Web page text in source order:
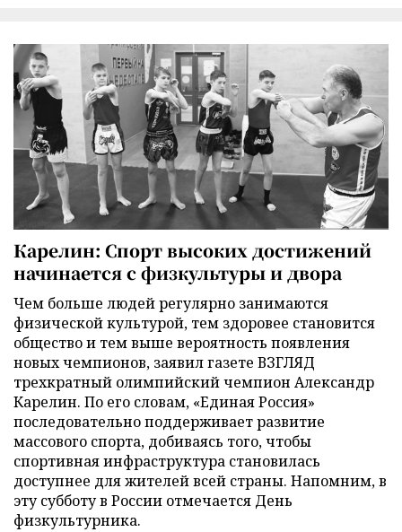
Карелин: Спорт высоких достижений
начинается с физкультуры и двора
Чем больше людей регулярно занимаются
физической культурой, тем здоровее становится
общество и тем выше вероятность появления
новых чемпионов, заявил газете ВЗГЛЯД
трехкратный олимпийский чемпион Александр
Карелин. По его словам, «Единая Россия»
последовательно поддерживает развитие
массового спорта, добиваясь того, чтобы
спортивная инфраструктура становилась
доступнее для жителей всей страны. Напомним, в
эту субботу в России отмечается День
физкультурника.